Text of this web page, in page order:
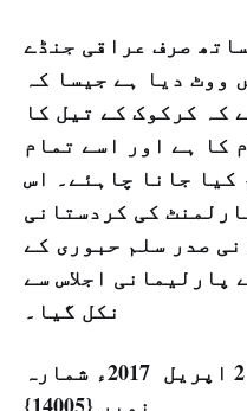
صرف عراقی جنڈے
ووٹ دیا ہے جیسا کہ
کہ کرکوک کے تیل کا
کا ہے اور اسے تمام
کیا جانا چاہئے۔ اس
کی کردستانی
صدر سلم حبوری کے
اجلاس سے
نکل گیا۔
اتوار 5 رجب 1438ہجری – 2 اپریل 2017ء شمارہ
نمبر {14005}